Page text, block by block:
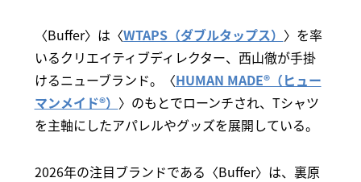
〈Buffer〉は〈WTAPS（ダブルタップス） 〉を率
いるクリエイティブディレクター、西山徹が手掛
けるニューブランド。〈HUMAN MADE®（ヒュー
マンメイド®） 〉のもとでローンチされ、Tシャツ
を主軸にしたアパレルやグッズを展開している。
2026年の注目ブランドである〈Buffer〉は、裏原